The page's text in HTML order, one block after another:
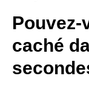
caché